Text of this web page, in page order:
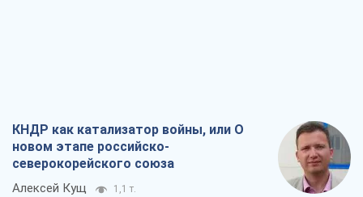
КНДР как катализатор войны, или О
новом этапе российско-
северокорейского союза
Алексей Кущ 1,1 т.